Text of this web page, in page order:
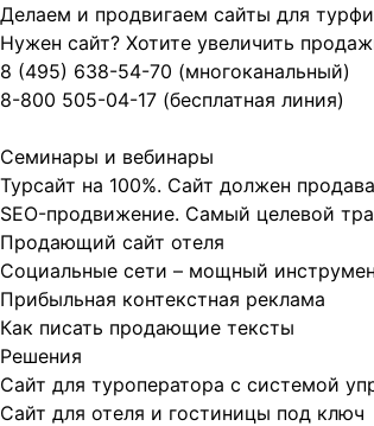
Делаем и продвигаем сайты для
Нужен сайт? Хотите увеличить
8 (495) 638-54-70 (многоканальный)
8-800 505-04-17 (бесплатная линия)
Семинары и вебинары
Турсайт на 100%. Сайт должен
SEO-продвижение. Самый целевой
Продающий сайт отеля
Социальные сети – мощный
Прибыльная контекстная реклама
Как писать продающие тексты
Решения
Сайт для туроператора с системой
Сайт для отеля и гостиницы под ключ